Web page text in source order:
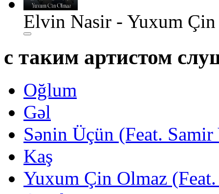
Elvin Nasir - Yuxum
с таким артистом
Oğlum
Gəl
Sənin Üçün (Feat.
Kaş
Yuxum Çin Olmaz